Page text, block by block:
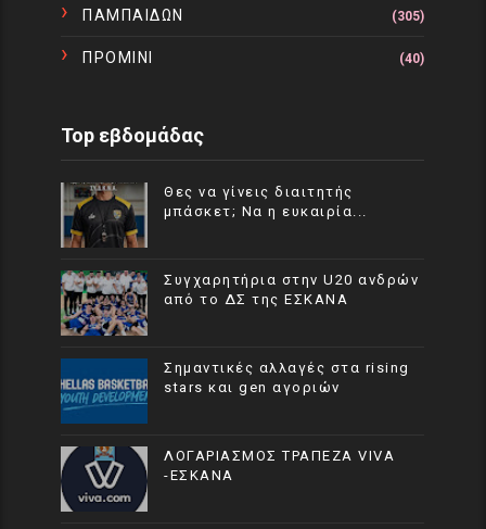
ΠΑΜΠΑΙΔΩΝ (305)
ΠΡΟΜΙΝΙ (40)
Top εβδομάδας
Θες να γίνεις διαιτητής
μπάσκετ; Να η ευκαιρία...
Συγχαρητήρια στην U20 ανδρών
από το ΔΣ της ΕΣΚΑΝΑ
Σημαντικές αλλαγές στα rising
stars και gen αγοριών
ΛΟΓΑΡΙΑΣΜΟΣ ΤΡΑΠΕΖΑ VIVA
-ΕΣΚΑΝΑ